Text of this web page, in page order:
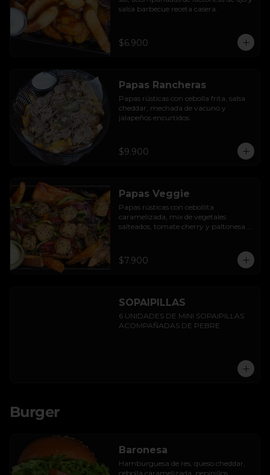
salsa barbecue receta casera.
$6.900
Papas Rancheras
Papas rústicas con cebolla frita, salsa
cheddar, mechada de vacuno y
jalapeños encurtidos.
$9.900
Papas Veggie
Papas rústicas con cebollita
caramelizada, mix de vegetales
salteados, tomate cherry y paltonesa
$7.900
SOPAIPILLAS
6 UNIDADES DE MINI SOPAIPILLAS
ACOMPAÑADAS DE PEBRE
Burger
Baronesa
Hamburguesa de res, queso cheddar,
cebolla caramelizada, pepinillos,